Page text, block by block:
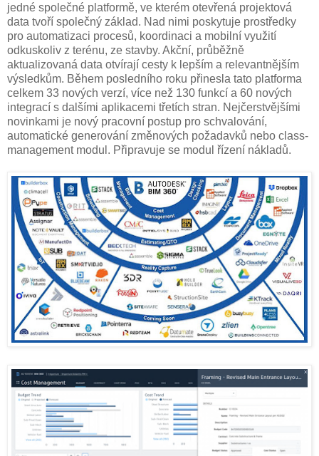
jedné společné platformě, ve kterém otevřená projektová
data tvoří společný základ. Nad nimi poskytuje prostředky
pro automatizaci procesů, koordinaci a mobilní využití
odkuskoliv z terénu, ze stavby. Akční, průběžně
aktualizovaná data otvírají cesty k lepším a relevantnějším
výsledkům. Během posledního roku přinesla tato platforma
celkem 33 nových verzí, více než 130 funkcí a 60 nových
integrací s dalšími aplikacemi třetích stran. Nejčerstvějšími
novinkami je nový pracovní postup pro schvalování,
automatické generování změnových požadavků nebo class-
management modul. Připravuje se modul řízení nákladů.